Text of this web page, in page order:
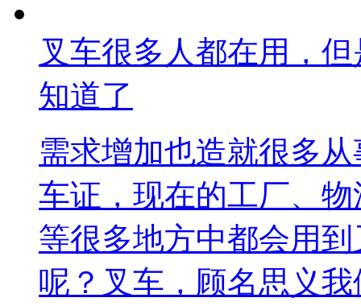
叉车很多人都在用，
知道了
需求增加也造就很多
车证，现在的工厂、
等很多地方中都会用
呢？叉车，顾名思义